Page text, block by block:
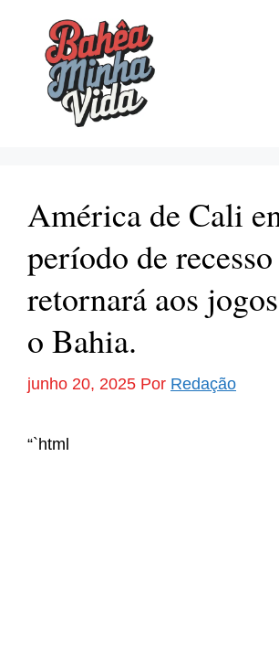
conteúdo
América de Cali
período de
retornará aos
o Bahia.
junho 20, 2025 Por Redação
“`html